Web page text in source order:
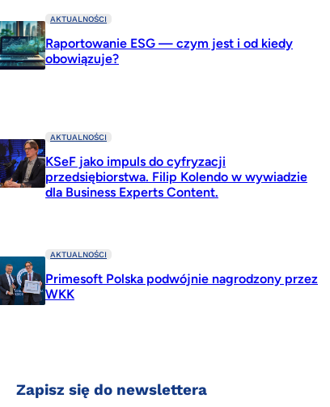
AKTUALNOŚCI
Raportowanie ESG — czym jest i od kiedy
obowiązuje?
AKTUALNOŚCI
KSeF jako impuls do cyfryzacji
przedsiębiorstwa. Filip Kolendo w wywiadzie
dla Business Experts Content.
AKTUALNOŚCI
Primesoft Polska podwójnie nagrodzony przez
WKK
Zapisz się do newslettera